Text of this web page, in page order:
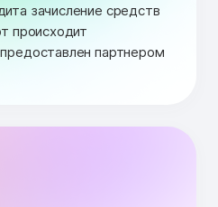
зачисление средств
происходит
партнером